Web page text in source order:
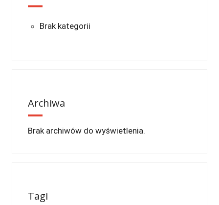
Brak kategorii
Archiwa
Brak archiwów do wyświetlenia.
Tagi